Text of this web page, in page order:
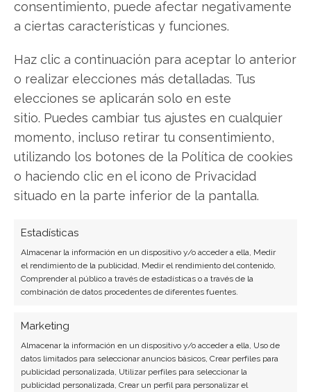
consentimiento, puede afectar negativamente
a ciertas características y funciones.
Haz clic a continuación para aceptar lo anterior
o realizar elecciones más detalladas. Tus
elecciones se aplicarán solo en este
sitio. Puedes cambiar tus ajustes en cualquier
momento, incluso retirar tu consentimiento,
utilizando los botones de la Política de cookies
o haciendo clic en el icono de Privacidad
situado en la parte inferior de la pantalla.
Estadísticas
Almacenar la información en un dispositivo y/o acceder a ella, Medir
el rendimiento de la publicidad, Medir el rendimiento del contenido,
Comprender al público a través de estadísticas o a través de la
combinación de datos procedentes de diferentes fuentes.
Marketing
Almacenar la información en un dispositivo y/o acceder a ella, Uso de
datos limitados para seleccionar anuncios básicos, Crear perfiles para
publicidad personalizada, Utilizar perfiles para seleccionar la
publicidad personalizada, Crear un perfil para personalizar el
Copiar enlace
Laura Fernández Silva
Analista tecnológica enfocada en innovación digital,
comercio electrónico y aplicaciones móviles.
Ver todos los artículos →